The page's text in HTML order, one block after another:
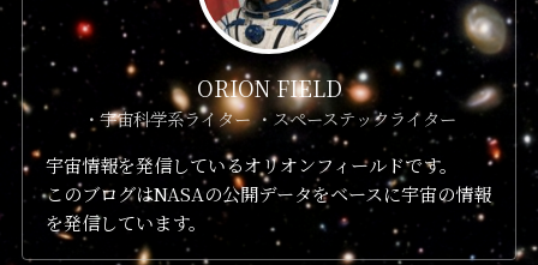
ORION FIELD
・宇宙科学系ライター ・スペーステックライター
宇宙情報を発信しているオリオンフィールドです。
このブログはNASAの公開データをベースに宇宙の情報
を発信しています。